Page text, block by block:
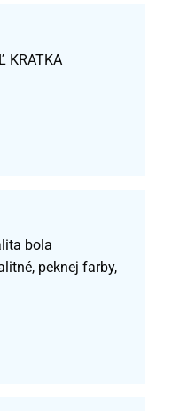
KRATKA
bola
peknej farby,